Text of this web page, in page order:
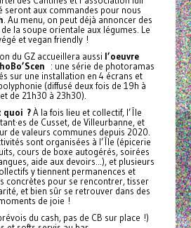
seront aux commandes pour nous
. Au menu, on peut déjà annoncer des
la soupe orientale aux légumes. Le
et vegan friendly !
du GZ accueillera aussi l’oeuvre
: une série de photoramas
sur une installation en 4 écrans et
(diffusé deux fois de 19h à
de 21h30 à 23h30).
quoi ?À la fois lieu et collectif, l’Île
de Cusset, de Villeurbanne, et
de valeurs communes depuis 2020.
sont organisées à l’Île (épicerie
cours de boxe autogérés, soirées
aide aux devoirs...), et plusieurs
y tiennent permanences et
concrètes pour se rencontrer, tisser
et bien sûr se retrouver dans des
de joie !
du cash, pas de CB sur place !)